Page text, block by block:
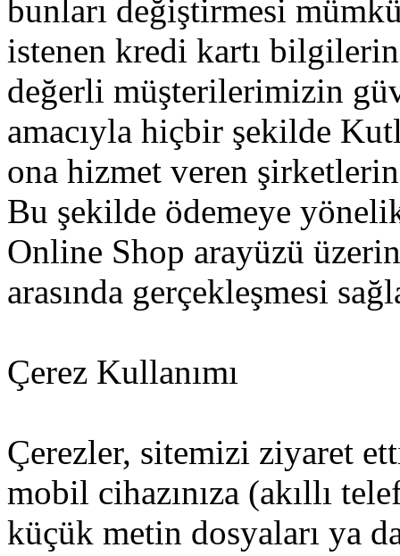
bunları değiştirmesi
istenen kredi kartı
değerli müşterilerimizin
amacıyla hiçbir şekilde
ona hizmet veren
Bu şekilde ödemeye
Online Shop arayüzü
arasında gerçekleşmesi
Çerez Kullanımı
Çerezler, sitemizi ziyaret
mobil cihazınıza (akıllı
küçük metin dosyaları ya